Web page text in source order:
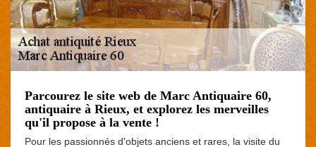
Parcourez le site web de Marc Antiquaire 60,
antiquaire à Rieux, et explorez les merveilles
qu'il propose à la vente !
Pour les passionnés d'objets anciens et rares, la visite du